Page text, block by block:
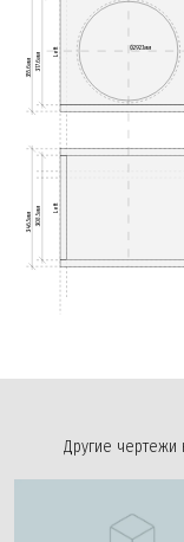
Ø292.1мм
346.5мм 308.5мм
355.6мм 317.6мм
Left
Left
Другие